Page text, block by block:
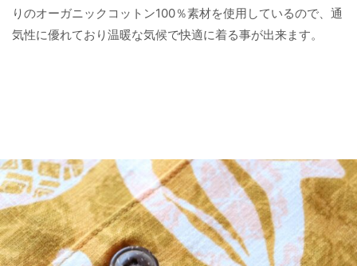
りのオーガニックコットン100％素材を使用しているので、通
気性に優れており温暖な気候で快適に着る事が出来ます。